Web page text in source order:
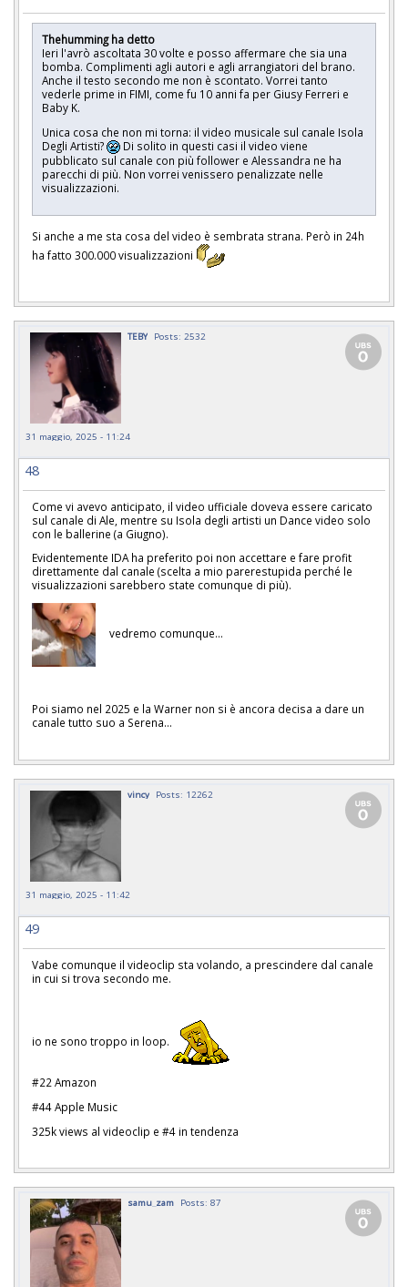
Thehumming ha detto
Ieri l'avrò ascoltata 30 volte e posso affermare che sia una
bomba. Complimenti agli autori e agli arrangiatori del brano.
Anche il testo secondo me non è scontato. Vorrei tanto
vederle prime in FIMI, come fu 10 anni fa per Giusy Ferreri e
Baby K.
Unica cosa che non mi torna: il video musicale sul canale Isola
Degli Artisti?
Di solito in questi casi il video viene
pubblicato sul canale con più follower e Alessandra ne ha
parecchi di più. Non vorrei venissero penalizzate nelle
visualizzazioni.
Si anche a me sta cosa del video è sembrata strana. Però in 24h
ha fatto 300.000 visualizzazioni
TEBY Posts: 2532
31 maggio, 2025 - 11:24
48
Come vi avevo anticipato, il video ufficiale doveva essere caricato
sul canale di Ale, mentre su Isola degli artisti un Dance video solo
con le ballerine (a Giugno).
Evidentemente IDA ha preferito poi non accettare e fare profit
direttamente dal canale (scelta a mio parerestupida perché le
visualizzazioni sarebbero state comunque di più).
vedremo comunque...
Poi siamo nel 2025 e la Warner non si è ancora decisa a dare un
canale tutto suo a Serena...
vincy Posts: 12262
31 maggio, 2025 - 11:42
49
Vabe comunque il videoclip sta volando, a prescindere dal canale
in cui si trova secondo me.
io ne sono troppo in loop.
#22 Amazon
#44 Apple Music
325k views al videoclip e #4 in tendenza
samu_zam Posts: 87